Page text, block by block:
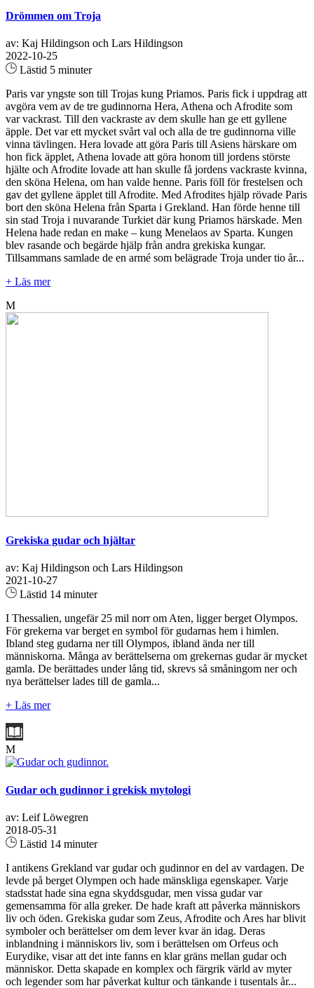
Drömmen om Troja
av: Kaj Hildingson och Lars Hildingson
2022-10-25
Lästid 5 minuter
Paris var yngste son till Trojas kung Priamos. Paris fick i uppdrag att
avgöra vem av de tre gudinnorna Hera, Athena och Afrodite som
var vackrast. Till den vackraste av dem skulle han ge ett gyllene
äpple. Det var ett mycket svårt val och alla de tre gudinnorna ville
vinna tävlingen. Hera lovade att göra Paris till Asiens härskare om
hon fick äpplet, Athena lovade att göra honom till jordens störste
hjälte och Afrodite lovade att han skulle få jordens vackraste kvinna,
den sköna Helena, om han valde henne. Paris föll för frestelsen och
gav det gyllene äpplet till Afrodite. Med Afrodites hjälp rövade Paris
bort den sköna Helena från Sparta i Grekland. Han förde henne till
sin stad Troja i nuvarande Turkiet där kung Priamos härskade. Men
Helena hade redan en make – kung Menelaos av Sparta. Kungen
blev rasande och begärde hjälp från andra grekiska kungar.
Tillsammans samlade de en armé som belägrade Troja under tio år...
+ Läs mer
M
Grekiska gudar och hjältar
av: Kaj Hildingson och Lars Hildingson
2021-10-27
Lästid 14 minuter
I Thessalien, ungefär 25 mil norr om Aten, ligger berget Olympos.
För grekerna var berget en symbol för gudarnas hem i himlen.
Ibland steg gudarna ner till Olympos, ibland ända ner till
människorna. Många av berättelserna om grekernas gudar är mycket
gamla. De berättades under lång tid, skrevs så småningom ner och
nya berättelser lades till de gamla...
+ Läs mer
M
Gudar och gudinnor i grekisk mytologi
av: Leif Löwegren
2018-05-31
Lästid 14 minuter
I antikens Grekland var gudar och gudinnor en del av vardagen. De
levde på berget Olympen och hade mänskliga egenskaper. Varje
stadsstat hade sina egna skyddsgudar, men vissa gudar var
gemensamma för alla greker. De hade kraft att påverka människors
liv och öden. Grekiska gudar som Zeus, Afrodite och Ares har blivit
symboler och berättelser om dem lever kvar än idag. Deras
inblandning i människors liv, som i berättelsen om Orfeus och
Eurydike, visar att det inte fanns en klar gräns mellan gudar och
människor. Detta skapade en komplex och färgrik värld av myter
och legender som har påverkat kultur och tänkande i tusentals år...